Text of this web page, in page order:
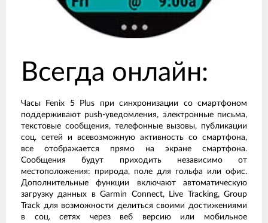
Всегда онлайн:
Часы Fenix 5 Plus при синхронизации со смартфоном
поддерживают push-уведомления, электронные письма,
текстовые сообщения, телефонные вызовы, публикации
соц. сетей и всевозможную активность со смартфона,
все отображается прямо на экране смартфона.
Сообщения будут приходить независимо от
местоположения: природа, поле для гольфа или офис.
Дополнительные функции включают автоматическую
загрузку данных в Garmin Connect, Live Tracking, Group
Track для возможности делиться своими достижениями
в соц. сетях через веб версию или мобильное